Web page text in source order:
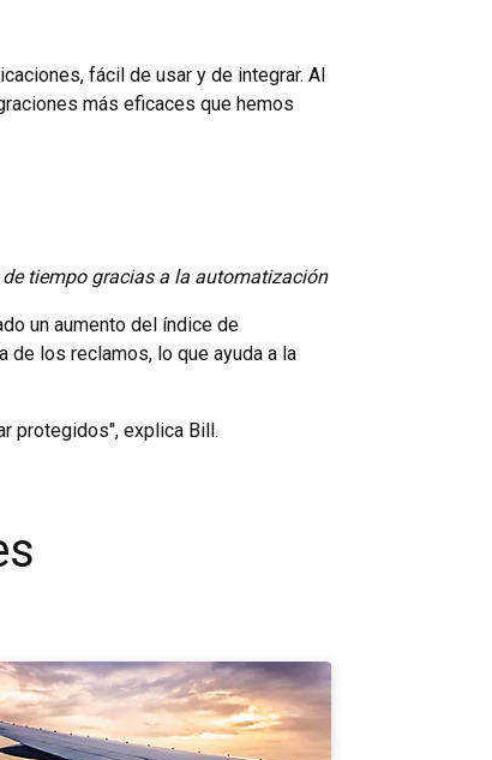
fácil de usar y de integrar. Al
más eficaces que hemos
tiempo gracias a la automatización
un aumento del índice de
los reclamos, lo que ayuda a la
protegidos", explica Bill.